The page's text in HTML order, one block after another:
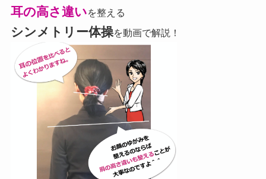
耳の高さ違いを整える
シンメトリー体操を動画で解説！